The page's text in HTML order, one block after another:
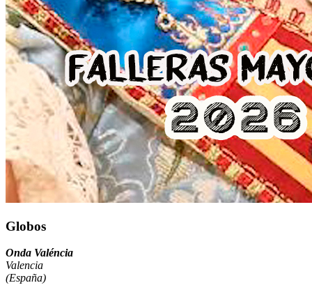
Globos
Onda Valéncia
Valencia
(España)